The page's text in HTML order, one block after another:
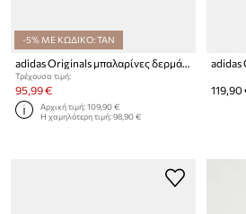
-5% ΜΕ ΚΩΔΙΚΟ: TAN
adidas Originals μπαλαρίνες δερμάτινες Taekwondo Mei
Τρέχουσα τιμή:
95,99 €
Αρχική τιμή:109,90 €
Η χαμηλότερη τιμή:98,90 €
119,90